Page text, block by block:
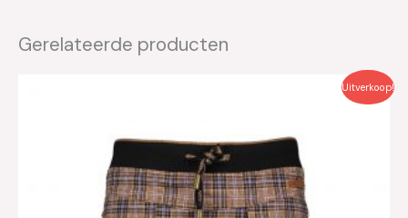
Gerelateerde producten
Uitverkoop!